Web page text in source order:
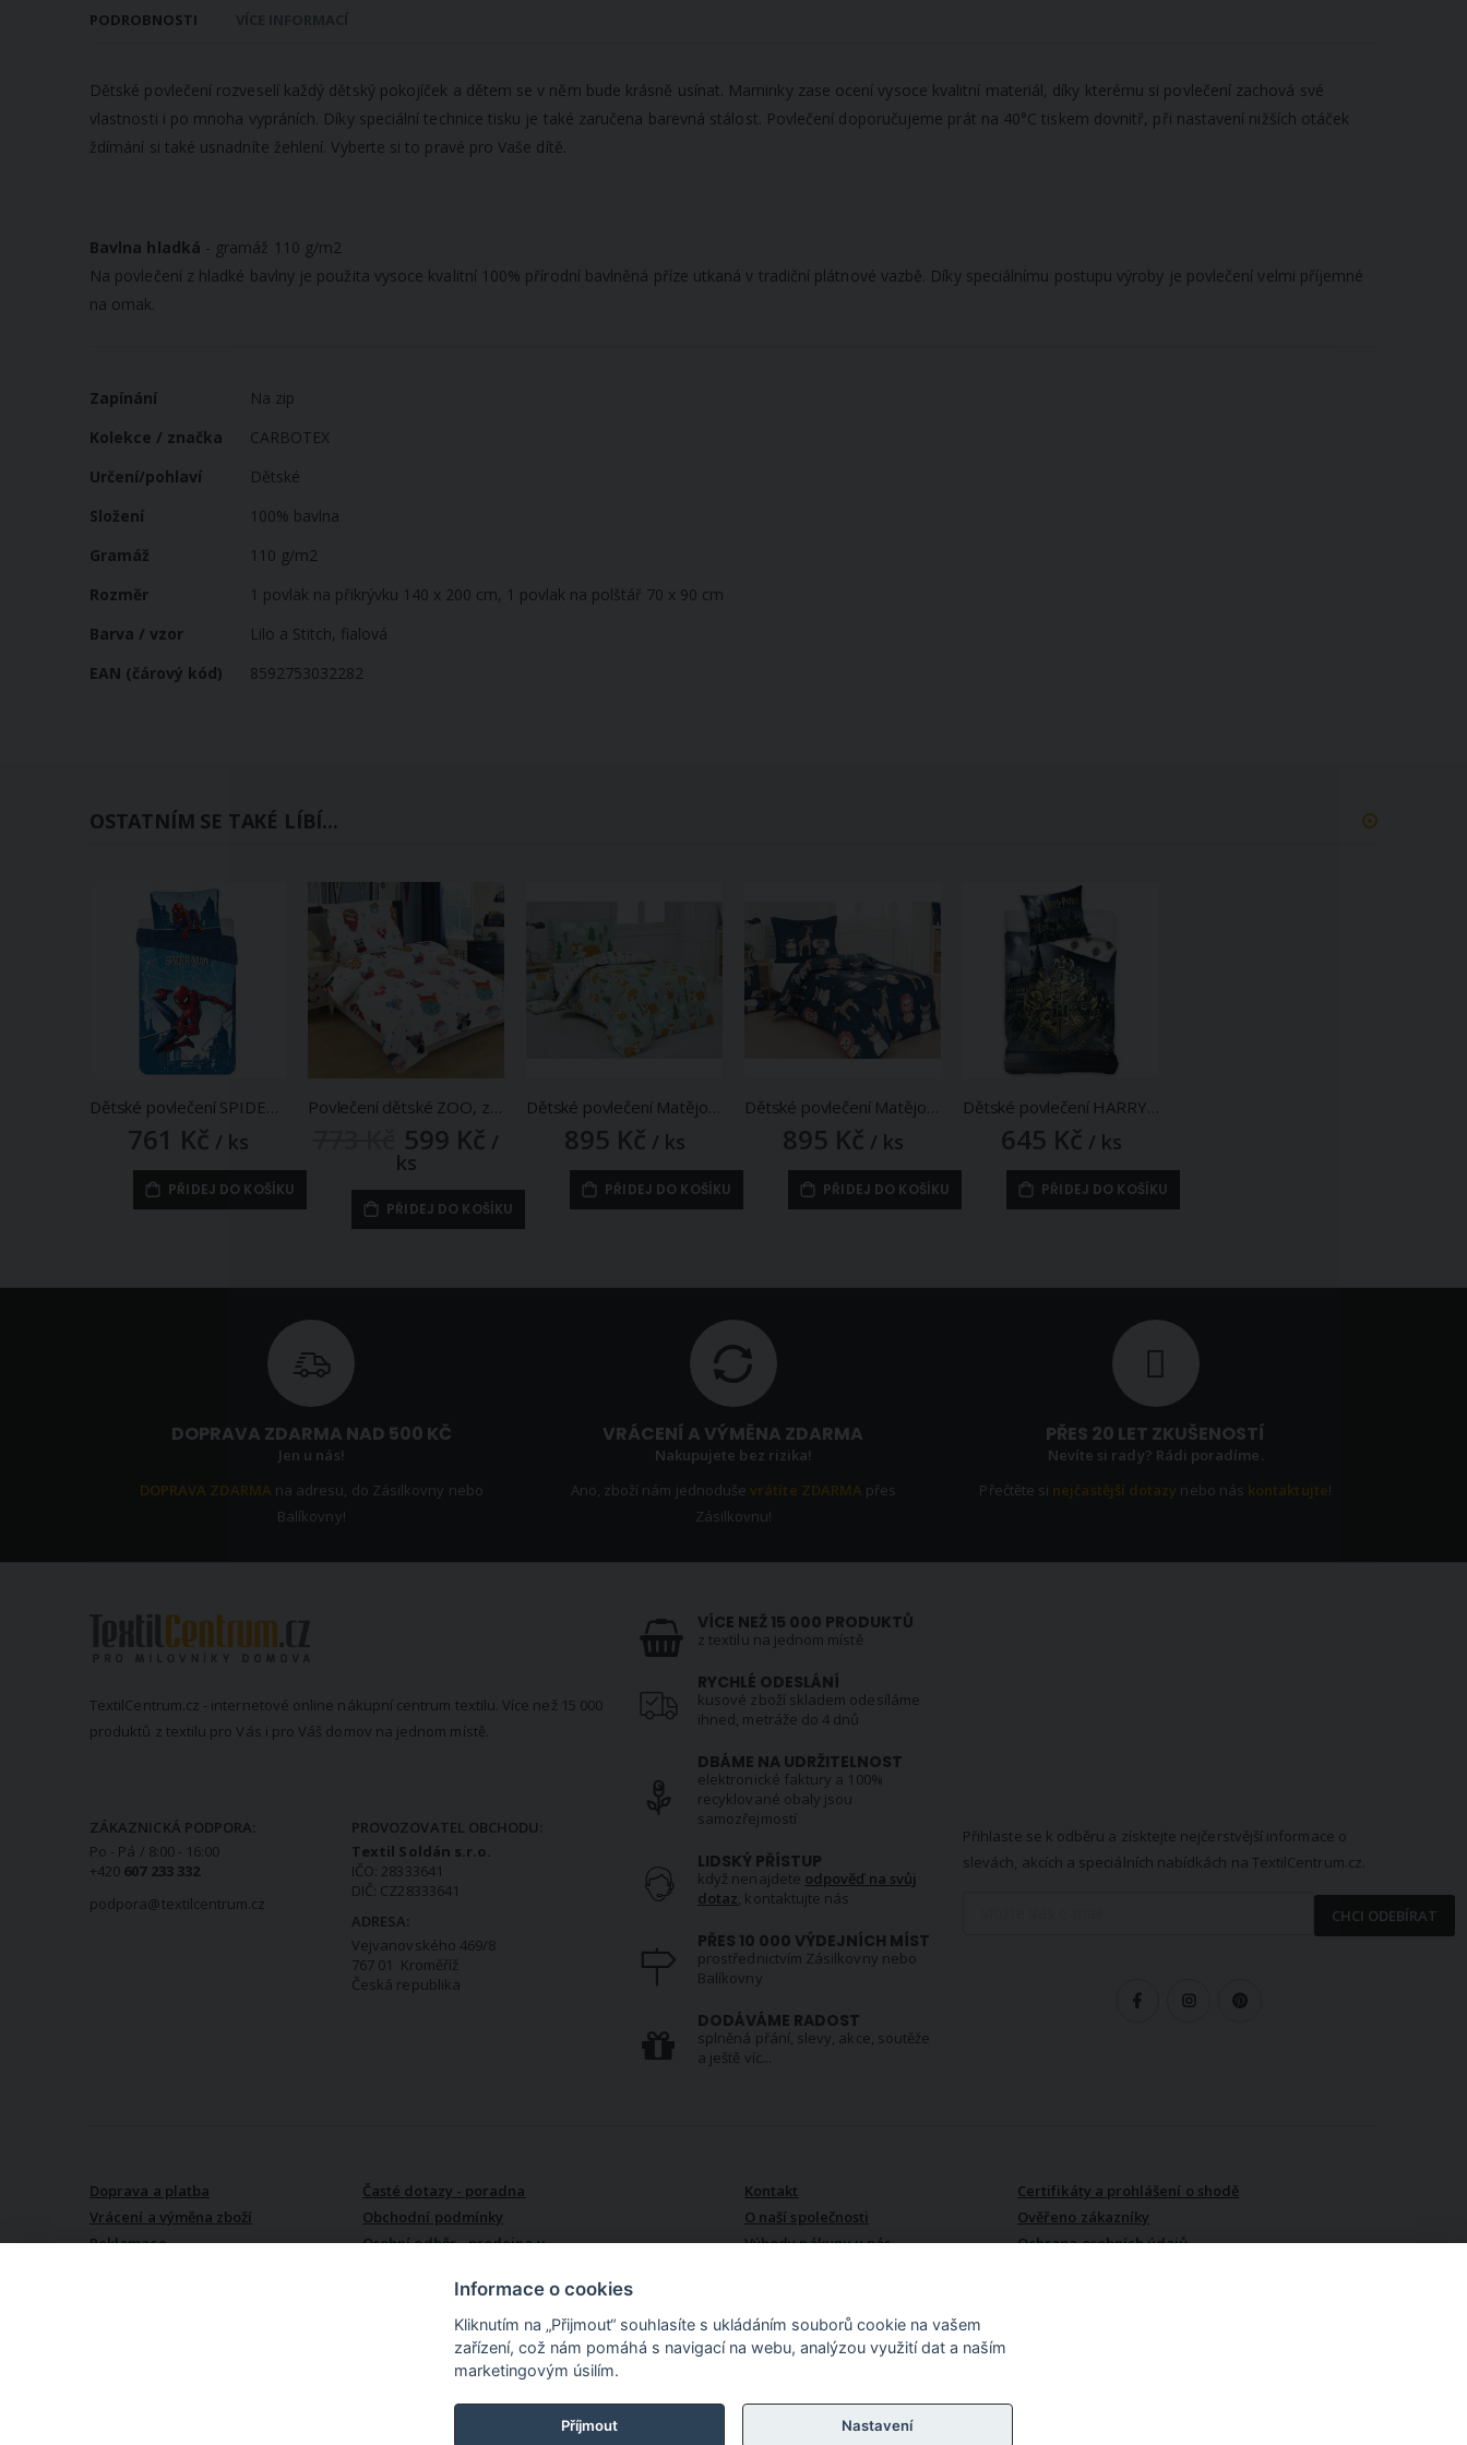
sPODROBNOSTI
Dětské povlečení rozveselí každý dětský pokojíček a dětem se v něm bude krásně usínat. Maminky zase ocení vysoce kvalitní materiál, díky kterému si povlečení zachová své
vlastnosti i po mnoha vypráních. Díky speciální technice tisku je také zaručena barevná stálost. Povlečení doporučujeme prát na 40°C tiskem dovnitř, při nastavení nižších otáček
ždímání si také usnadníte žehlení. Vyberte si to pravé pro Vaše dítě.
Bavlna hladká - gramáž 110 g/m2
Na povlečení z hladké bavlny je použita vysoce kvalitní 100% přírodní bavlněná příze utkaná v tradiční plátnové vazbě. Díky speciálnímu postupu výroby je povlečení velmi příjemné
na omak.
Více
Zapínání
Na zip
Kolekce / značka
CARBOTEX
Určení/pohlaví
Dětské
Složení
100% bavlna
Gramáž
110 g/m2
Rozměr
1 povlak na přikrývku 140 x 200 cm, 1 povlak na polštář 70 x 90 cm
Barva / vzor
Lilo a Stitch, fialová
EAN (čárový kód)
8592753032282
OSTATNÍM SE TAKÉ LÍBÍ...
Dětské povlečení SPIDERMAN BLUE 04, modré, bavlna hladká, 140x200cm + 70x90cm
761 Kč / ks
PŘIDEJ DO KOŠÍKU
Povlečení dětské ZOO, zvířátka v zimě, bílo-červené, mikroflanel 140x200cm + 70x90cm
Zlevněná
/
akční
cena
599 Kč /
ks
PŘIDEJ DO KOŠÍKU
Dětské povlečení Matějovský FORREST, liška na zelené, bavlna hladká, 140x200cm + 70x90cm
895 Kč / ks
PŘIDEJ DO KOŠÍKU
Dětské povlečení Matějovský LITTLE JUNGLE, zvířátka na modré, bavlna hladká, 140x200cm + 70x90cm
895 Kč / ks
PŘIDEJ DO KOŠÍKU
Dětské povlečení HARRY POTTER CESTA DO BRADAVIC, šedo-žluté, bavlna hladká, 140x200cm + 70x90cm
645 Kč / ks
PŘIDEJ DO KOŠÍKU
DOPRAVA ZDARMA NAD 500 KČ
Jen u nás!
DOPRAVA ZDARMA na adresu, do Zásilkovny nebo
Balíkovny!
VRÁCENÍ A VÝMĚNA ZDARMA
Nakupujete bez rizika!
Ano, zboží nám jednoduševrátíte ZDARMA přes
Zásilkovnu!
PŘES 20 LET ZKUŠENOSTÍ
Nevíte si rady? Rádi poradíme.
Přečtěte si nejčastější dotazy nebo nás kontaktujte!
TextilCentrum.cz - internetové online nákupní centrum textilu. Více než 15 000
produktů z textilu pro Vás i pro Váš domov na jednom místě.
ZÁKAZNICKÁ PODPORA:
Po - Pá / 8:00 - 16:00
+420 607 233 332
podpora@textilcentrum.cz
PROVOZOVATEL OBCHODU:
Textil Soldán s.r.o.
IČO: 28333641
DIČ: CZ28333641
ADRESA:
Vejvanovského 469/8
767 01 Kroměříž
Česká republika
VÍCE NEŽ 15 000 PRODUKTŮ
z textilu na jednom místě
RYCHLÉ ODESLÁNÍ
kusové zboží skladem odesíláme
ihned, metráže do 4 dnů
DBÁME NA UDRŽITELNOST
elektronické faktury a 100%
recyklované obaly jsou
samozřejmostí
LIDSKÝ PŘÍSTUP
když nenajdete odpověď na svůj
dotaz, kontaktujte nás
PŘES 10 000 VÝDEJNÍCH MÍST
prostřednictvím Zásilkovny nebo
Balíkovny
DODÁVÁME RADOST
splněná přání, slevy, akce, soutěže
a ještě víc...
Přihlaste se k odběru a získtejte nejčerstvější informace o
slevách, akcích a speciálních nabídkách na TextilCentrum.cz.
CHCI ODEBÍRAT
Doprava a platba
Vrácení a výměna zboží
Reklamace
Časté dotazy - poradna
Obchodní podmínky
Osobní odběr - prodejna v
Kontakt
O naší společnosti
Výhody nákupu u nás
Certifikáty a prohlášení o shodě
Ověřeno zákazníky
Ochrana osobních údajů
TextilCentrum.cz - internetové online nákupní centrum textilu. Více než 15 000
textil (povlečení, prostěradla, záclony, závěsy ...), textil do kuchyně i do koupelny, látky v
metráži (oděvní, dekorační i speciální), vlny a příze, textilní galanterii, textil pro děti,
Informace o cookies
Kliknutím na „Přijmout“ souhlasíte s ukládáním souborů cookie na vašem
zařízení, což nám pomáhá s navigací na webu, analýzou využití dat a naším
marketingovým úsilím.
Příjmout Nastavení